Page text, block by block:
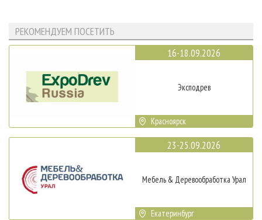
РЕКОМЕНДУЕМ ПОСЕТИТЬ
16-18.09.2026
Эксподрев
Красноярск
23-25.09.2026
Мебель & Деревообработка Урал
Екатеринбург